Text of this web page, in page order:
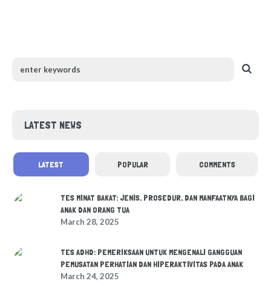
LATEST NEWS
LATEST POPULAR COMMENTS
TES MINAT BAKAT: JENIS, PROSEDUR, DAN MANFAATNYA BAGI
ANAK DAN ORANG TUA
March 28, 2025
TES ADHD: PEMERIKSAAN UNTUK MENGENALI GANGGUAN
PEMUSATAN PERHATIAN DAN HIPERAKTIVITAS PADA ANAK
March 24, 2025